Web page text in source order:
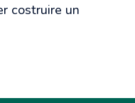
costruire un